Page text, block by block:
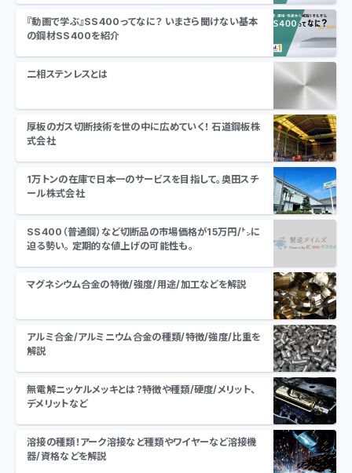
『動画で学ぶ』SS400ってなに？ いまさら聞けない基本
の鋼材SS400を紹介
二相ステンレスとは
厚板のガス切断技術を世の中に広めていく！ 石道鋼板株
式会社
1万トンの在庫で日本一のサービスを目指して。奥田スチ
ール株式会社
SS400（普通鋼）など切断品の市場価格が15万円/㌧に
迫る勢い。 定期的な値上げの可能性も。
マグネシウム合金の特徴/強度/用途/加工などを解説
アルミ合金/アルミニウム合金の種類/特徴/強度/比重を
解説
無電解ニッケルメッキとは？特徴や種類/硬度/メリット、
デメリットなど
溶接の種類！アーク溶接など種類やワイヤーなど溶接機
器/資格などを解説